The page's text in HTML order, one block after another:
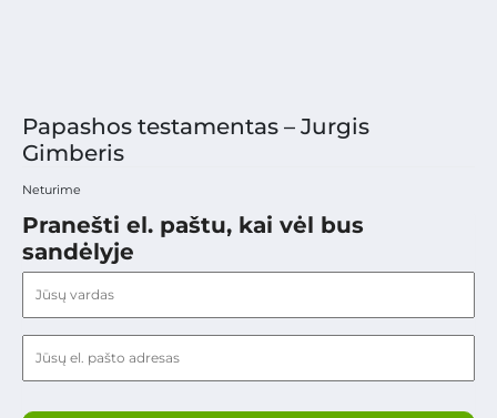
Papashos testamentas – Jurgis
Gimberis
Neturime
Pranešti el. paštu, kai vėl bus
sandėlyje